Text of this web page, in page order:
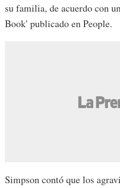
su familia, de acuerdo con
Book' publicado en People.
Simpson contó que los